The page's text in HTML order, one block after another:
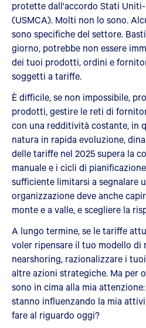
protette dall'accordo Stati Uniti-
(USMCA). Molti non lo sono.
sono specifiche del settore.
giorno, potrebbe non essere
dei tuoi prodotti, ordini e
soggetti a tariffe.
È difficile, se non impossibile,
prodotti, gestire le reti di
con una redditività costante, in
natura in rapida evoluzione,
delle tariffe nel 2025 supera la
manuale e i cicli di
sufficiente limitarsi a segnalare
organizzazione deve anche
monte e a valle, e scegliere la
A lungo termine, se le tariffe
voler ripensare il tuo modello di
nearshoring, razionalizzare i
altre azioni strategiche. Ma per
sono in cima alla mia
stanno influenzando la mia
fare al riguardo oggi?